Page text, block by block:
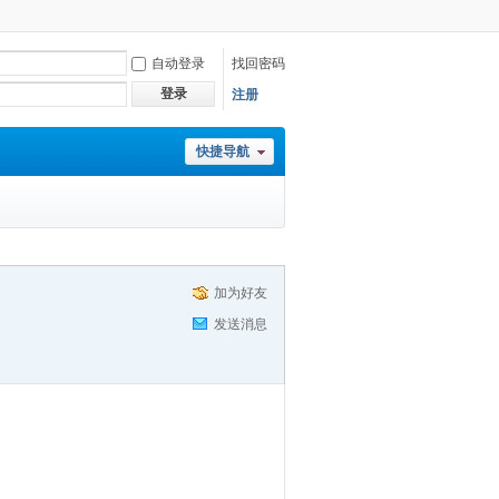
自动登录
找回密码
登录 注册
快捷导航
加为好友
发送消息